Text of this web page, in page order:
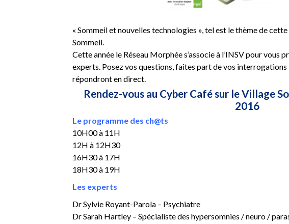
« Sommeil et nouvelles technologies », tel est le thème de
Sommeil.
Cette année le Réseau Morphée s’associe à l’INSV pour vous
experts. Posez vos questions, faites part de vos
répondront en direct.
Rendez-vous au Cyber Café sur le Village
2016
Le programme des ch@ts
10H00 à 11H
12H à 12H30
16H30 à 17H
18H30 à 19H
Les experts
Dr Sylvie Royant-Parola – Psychiatre
Dr Sarah Hartley – Spécialiste des hypersomnies / neuro /